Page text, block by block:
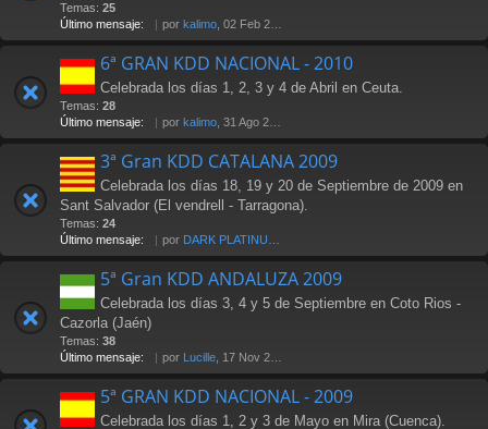
Temas: 25
Último mensaje:
por kalimo , 02 Feb 2011 16:01
6ª GRAN KDD NACIONAL - 2010
Celebrada los días 1, 2, 3 y 4 de Abril en Ceuta.
Temas: 28
Último mensaje:
por kalimo , 31 Ago 2010 18:03
3ª Gran KDD CATALANA 2009
Celebrada los días 18, 19 y 20 de Septiembre de 2009 en
Sant Salvador (El vendrell - Tarragona).
Temas: 24
Último mensaje:
por DARK PLATINUM
5ª Gran KDD ANDALUZA 2009
Celebrada los días 3, 4 y 5 de Septiembre en Coto Rios -
Cazorla (Jaén)
Temas: 38
Último mensaje:
por Lucille , 17 Nov 2009 18:20
5ª GRAN KDD NACIONAL - 2009
Celebrada los días 1, 2 y 3 de Mayo en Mira (Cuenca).